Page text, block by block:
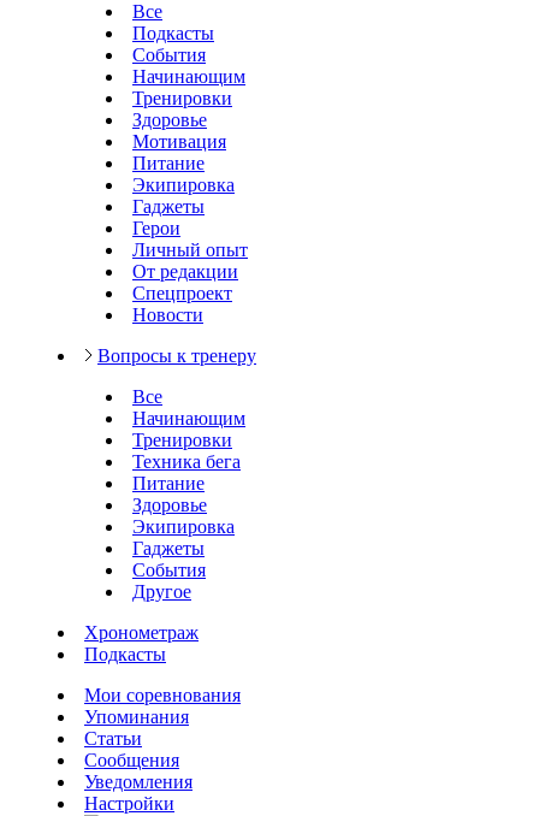
Все
Подкасты
События
Начинающим
Тренировки
Здоровье
Мотивация
Питание
Экипировка
Гаджеты
Герои
Личный опыт
От редакции
Спецпроект
Новости
Вопросы к тренеру
Все
Начинающим
Тренировки
Техника бега
Питание
Здоровье
Экипировка
Гаджеты
События
Другое
Хронометраж
Подкасты
Мои соревнования
Упоминания
Статьи
Сообщения
Уведомления
Настройки